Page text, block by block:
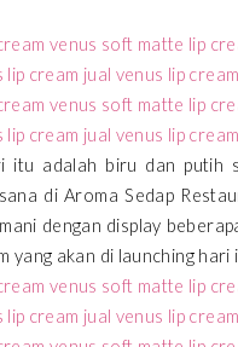
itu adalah biru dan putih
di Aroma Sedap
dengan display
yang akan di launching hari